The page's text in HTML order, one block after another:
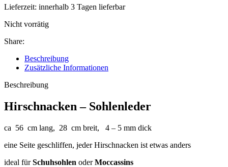
Lieferzeit: innerhalb 3 Tagen lieferbar
Nicht vorrätig
Share:
Beschreibung
Zusätzliche Informationen
Beschreibung
Hirschnacken – Sohlenleder
ca 56 cm lang, 28 cm breit, 4 – 5 mm dick
eine Seite geschliffen, jeder Hirschnacken ist etwas anders
ideal fürSchuhsohlen oderMoccassins